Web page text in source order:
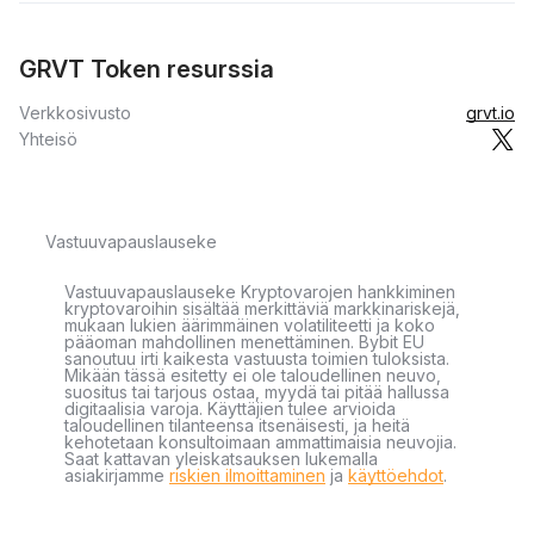
GRVT Token resurssia
Verkkosivusto
grvt.io
Yhteisö
Vastuuvapauslauseke
Vastuuvapauslauseke Kryptovarojen hankkiminen
kryptovaroihin sisältää merkittäviä markkinariskejä,
mukaan lukien äärimmäinen volatiliteetti ja koko
pääoman mahdollinen menettäminen. Bybit EU
sanoutuu irti kaikesta vastuusta toimien tuloksista.
Mikään tässä esitetty ei ole taloudellinen neuvo,
suositus tai tarjous ostaa, myydä tai pitää hallussa
digitaalisia varoja. Käyttäjien tulee arvioida
taloudellinen tilanteensa itsenäisesti, ja heitä
kehotetaan konsultoimaan ammattimaisia neuvojia.
Saat kattavan yleiskatsauksen lukemalla
asiakirjamme riskien ilmoittaminen ja käyttöehdot.